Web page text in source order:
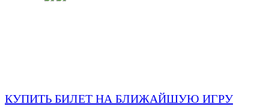
КУПИТЬ БИЛЕТ НА БЛИЖАЙШУЮ ИГРУ